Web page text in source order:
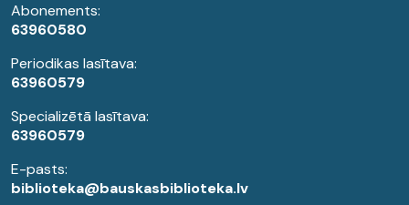
Abonements:
63960580
Periodikas lasītava:
63960579
Specializētā lasītava:
63960579
E-pasts:
biblioteka@bauskasbiblioteka.lv